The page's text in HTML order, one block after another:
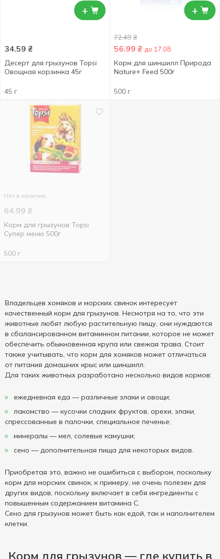
+
34.59 ₴
Десерт для грызунов Topsi
Овощная корзинка 45г
45 г
+
72.49 ₴
56.99 ₴ до 17.08
Корм для шиншилл Природа
Nature+ Feed 500г
500 г
Нет в наличии
64.99 ₴
Корм для грызунов Topsi
Супер меню 500г
500 г
Владельцев хомяков и морских свинок интересует
качественный корм для грызунов. Несмотря на то, что эти
животные любят любую растительную пищу, они нуждаются
в сбалансированном витаминном питании, которое не может
обеспечить обыкновенная крупа или свежая трава. Стоит
также учитывать, что корм для хомяков может отличаться
от питания домашних крыс или шиншилл.
Для таких животных разработано несколько видов кормов:
ежедневная еда — различные злаки и овощи;
лакомство — кусочки сладких фруктов, орехи, злаки,
спрессованные в палочки, специальное печенье;
минералы — мел, солевые камушки;
сено — дополнительная пища для некоторых видов.
Приобретая это, важно не ошибиться с выбором, поскольку
корм для морских свинок, к примеру, не очень полезен для
других видов, поскольку включает в себя ингредиенты с
повышенным содержанием витамина С.
Сено для грызунов может быть как едой, так и наполнителем
клетки.
Корм для грызунов — где купить в